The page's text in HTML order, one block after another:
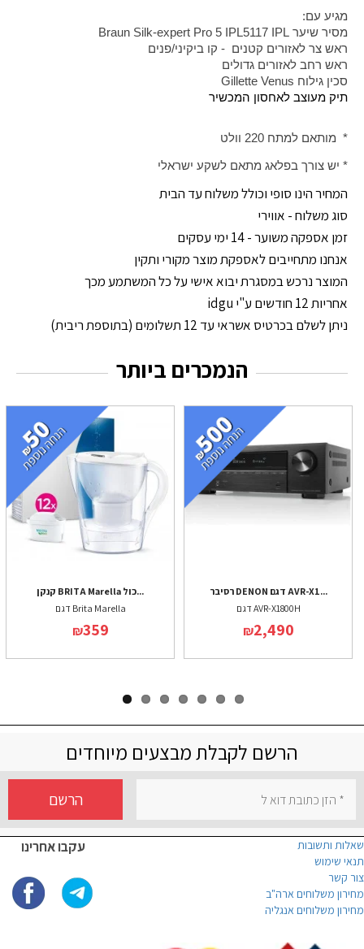
מגיע עם:
מסיר שיער Braun Silk-expert Pro 5 IPL5117 IPL
ראש צר לאזורים קטנים - קו ביקיני/פנים
ראש רחב לאזורים גדולים
סכין גילוח Gillette Venus
תיק מעוצב לאחסון המכשיר
* מותאם למתח 220 וולט
* יש צורך בפלאג מתאם לשקע ישראלי
המחיר הינו סופי וכולל משלוח עד הבית
סוג משלוח - אווירי
זמן אספקה משוער - 14 ימי עסקים
אנחנו מתחייבים לאספקת מוצר מקורי ותקין
המוצר נרכש במסגרת יבוא אישי על כל המשתמע מכך
אחריות 12 חודשים ע"י idgu
ניתן לשלם בכרטיס אשראי עד 12 תשלומים (בתוספת ריבית)
הנמכרים ביותר
קנקן BRITA Marella כול...
דגם Brita Marella
₪359
רסיבר DENON דגם AVR-X1...
דגם AVR-X1800H
₪2,490
הרשם לקבלת מבצעים מיוחדים
הרשם
עקבו אחרינו
שאלות ותשובות
תנאי שימוש
צור קשר
מחירון משלוחים ארה"ב
מחירון משלוחים אנגליה